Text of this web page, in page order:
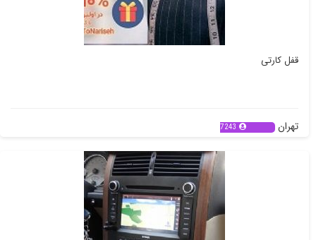
قفل کارتی
تهران 7243